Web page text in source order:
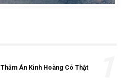
Án Kinh Hoàng Có Thật